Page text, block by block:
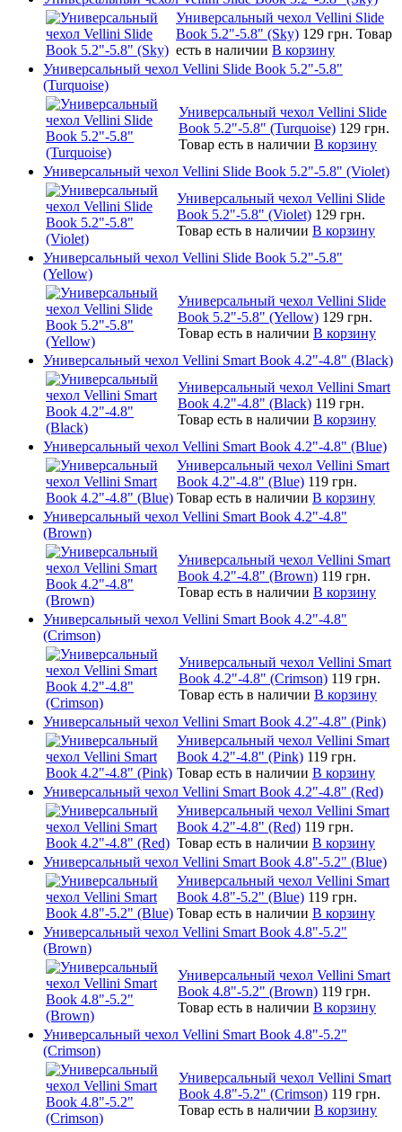
Универсальный чехол Vellini Slide
Book 5.2"-5.8" (Sky) 129 грн. Товар
есть в наличии В корзину
Универсальный чехол Vellini Slide Book 5.2"-5.8"
(Turquoise)
Универсальный чехол Vellini Slide
Book 5.2"-5.8" (Turquoise) 129 грн.
Товар есть в наличии В корзину
Универсальный чехол Vellini Slide Book 5.2"-5.8" (Violet)
Универсальный чехол Vellini Slide
Book 5.2"-5.8" (Violet) 129 грн.
Товар есть в наличии В корзину
Универсальный чехол Vellini Slide Book 5.2"-5.8"
(Yellow)
Универсальный чехол Vellini Slide
Book 5.2"-5.8" (Yellow) 129 грн.
Товар есть в наличии В корзину
Универсальный чехол Vellini Smart Book 4.2"-4.8" (Black)
Универсальный чехол Vellini Smart
Book 4.2"-4.8" (Black) 119 грн.
Товар есть в наличии В корзину
Универсальный чехол Vellini Smart Book 4.2"-4.8" (Blue)
Универсальный чехол Vellini Smart
Book 4.2"-4.8" (Blue) 119 грн.
Товар есть в наличии В корзину
Универсальный чехол Vellini Smart Book 4.2"-4.8"
(Brown)
Универсальный чехол Vellini Smart
Book 4.2"-4.8" (Brown) 119 грн.
Товар есть в наличии В корзину
Универсальный чехол Vellini Smart Book 4.2"-4.8"
(Crimson)
Универсальный чехол Vellini Smart
Book 4.2"-4.8" (Crimson) 119 грн.
Товар есть в наличии В корзину
Универсальный чехол Vellini Smart Book 4.2"-4.8" (Pink)
Универсальный чехол Vellini Smart
Book 4.2"-4.8" (Pink) 119 грн.
Товар есть в наличии В корзину
Универсальный чехол Vellini Smart Book 4.2"-4.8" (Red)
Универсальный чехол Vellini Smart
Book 4.2"-4.8" (Red) 119 грн.
Товар есть в наличии В корзину
Универсальный чехол Vellini Smart Book 4.8"-5.2" (Blue)
Универсальный чехол Vellini Smart
Book 4.8"-5.2" (Blue) 119 грн.
Товар есть в наличии В корзину
Универсальный чехол Vellini Smart Book 4.8"-5.2"
(Brown)
Универсальный чехол Vellini Smart
Book 4.8"-5.2" (Brown) 119 грн.
Товар есть в наличии В корзину
Универсальный чехол Vellini Smart Book 4.8"-5.2"
(Crimson)
Универсальный чехол Vellini Smart
Book 4.8"-5.2" (Crimson) 119 грн.
Товар есть в наличии В корзину